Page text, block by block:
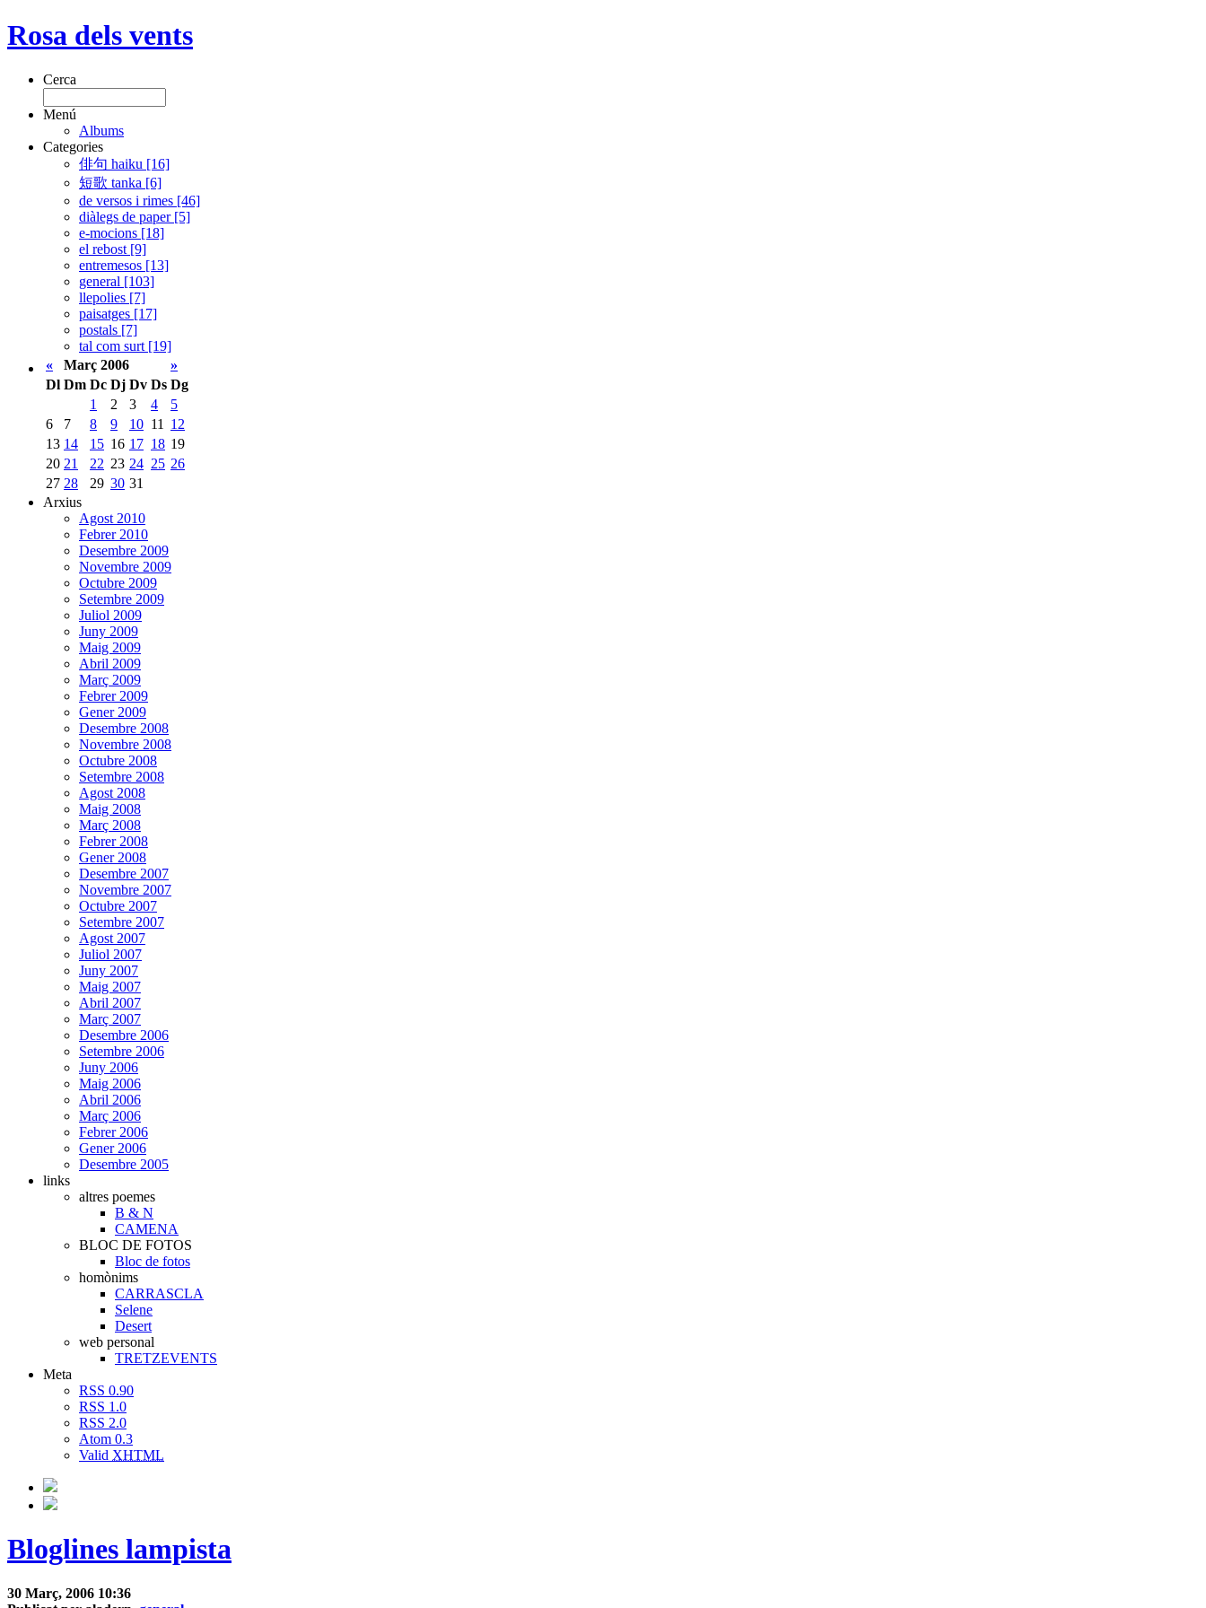
Rosa dels vents
Cerca
Menú
Albums
Categories
俳句 haiku [16]
短歌 tanka [6]
de versos i rimes [46]
diàlegs de paper [5]
e-mocions [18]
el rebost [9]
entremesos [13]
general [103]
llepolies [7]
paisatges [17]
postals [7]
tal com surt [19]
«
Març 2006
»
Dl Dm Dc Dj Dv Ds Dg
1
2 3 4
5
6
7 8 9 10 11
12
13 14 15 16 17 18 19
20 21 22 23 24 25 26
27 28 29 30 31
Arxius
Agost 2010
Febrer 2010
Desembre 2009
Novembre 2009
Octubre 2009
Setembre 2009
Juliol 2009
Juny 2009
Maig 2009
Abril 2009
Març 2009
Febrer 2009
Gener 2009
Desembre 2008
Novembre 2008
Octubre 2008
Setembre 2008
Agost 2008
Maig 2008
Març 2008
Febrer 2008
Gener 2008
Desembre 2007
Novembre 2007
Octubre 2007
Setembre 2007
Agost 2007
Juliol 2007
Juny 2007
Maig 2007
Abril 2007
Març 2007
Desembre 2006
Setembre 2006
Juny 2006
Maig 2006
Abril 2006
Març 2006
Febrer 2006
Gener 2006
Desembre 2005
links
altres poemes
B & N
CAMENA
BLOC DE FOTOS
Bloc de fotos
homònims
CARRASCLA
Selene
Desert
web personal
TRETZEVENTS
Meta
RSS 0.90
RSS 1.0
RSS 2.0
Atom 0.3
Valid XHTML
Bloglines lampista
30 Març, 2006 10:36